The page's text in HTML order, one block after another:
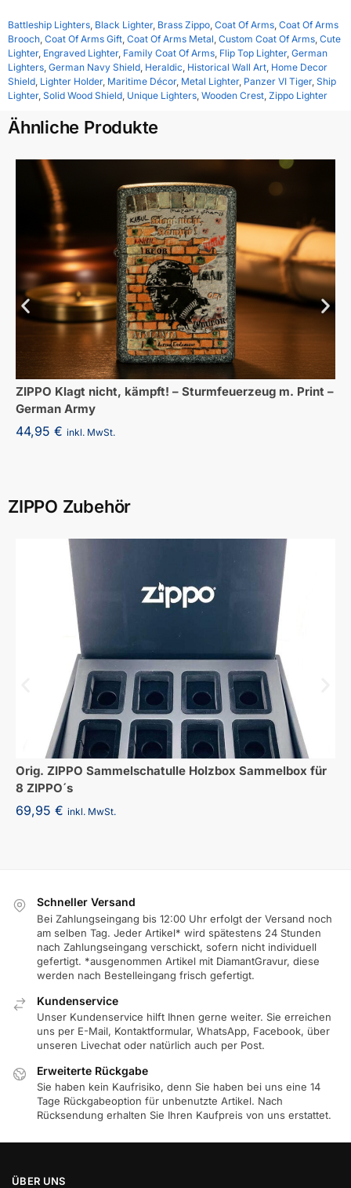
Battleship Lighters, Black Lighter, Brass Zippo, Coat Of Arms, Coat Of Arms
Brooch, Coat Of Arms Gift, Coat Of Arms Metal, Custom Coat Of Arms, Cute
Lighter, Engraved Lighter, Family Coat Of Arms, Flip Top Lighter, German
Lighters, German Navy Shield, Heraldic, Historical Wall Art, Home Decor
Shield, Lighter Holder, Maritime Décor, Metal Lighter, Panzer VI Tiger, Ship
Lighter, Solid Wood Shield, Unique Lighters, Wooden Crest, Zippo Lighter
Ähnliche Produkte
ZIPPO Klagt nicht, kämpft! – Sturmfeuerzeug m. Print –
German Army
44,95 € inkl. MwSt.
ZIPPO Zubehör
Orig. ZIPPO Sammelschatulle Holzbox Sammelbox für
8 ZIPPO´s
69,95 € inkl. MwSt.
Schneller Versand
Bei Zahlungseingang bis 12:00 Uhr erfolgt der Versand noch
am selben Tag. Jeder Artikel* wird spätestens 24 Stunden
nach Zahlungseingang verschickt, sofern nicht individuell
gefertigt. *ausgenommen Artikel mit DiamantGravur, diese
werden nach Bestelleingang frisch gefertigt.
Kundenservice
Unser Kundenservice hilft Ihnen gerne weiter. Sie erreichen
uns per E-Mail, Kontaktformular, WhatsApp, Facebook, über
unseren Livechat oder natürlich auch per Post.
Erweiterte Rückgabe
Sie haben kein Kaufrisiko, denn Sie haben bei uns eine 14
Tage Rückgabeoption für unbenutzte Artikel. Nach
Rücksendung erhalten Sie Ihren Kaufpreis von uns erstattet.
ÜBER UNS